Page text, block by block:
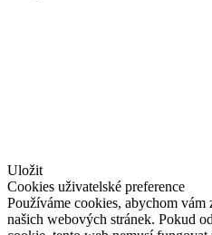
Uložit
Cookies uživatelské preference
Používáme cookies, abychom
našich webových stránek. Pokud